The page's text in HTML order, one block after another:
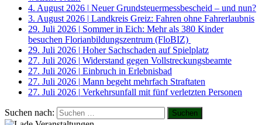
4. August 2026 | Neuer Grundsteuermessbescheid – und nun?
3. August 2026 | Landkreis Greiz: Fahren ohne Fahrerlaubnis
29. Juli 2026 | Sommer in Eich: Mehr als 380 Kinder
besuchen Florianbildungszentrum (FloBIZ)
29. Juli 2026 | Hoher Sachschaden auf Spielplatz
27. Juli 2026 | Widerstand gegen Vollstreckungsbeamte
27. Juli 2026 | Einbruch in Erlebnisbad
27. Juli 2026 | Mann begeht mehrfach Straftaten
27. Juli 2026 | Verkehrsunfall mit fünf verletzten Personen
Suchen nach: